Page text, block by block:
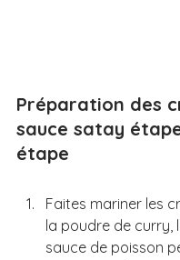
Préparation des
sauce satay
étape
Faites mariner les
la poudre de curry,
sauce de poisson